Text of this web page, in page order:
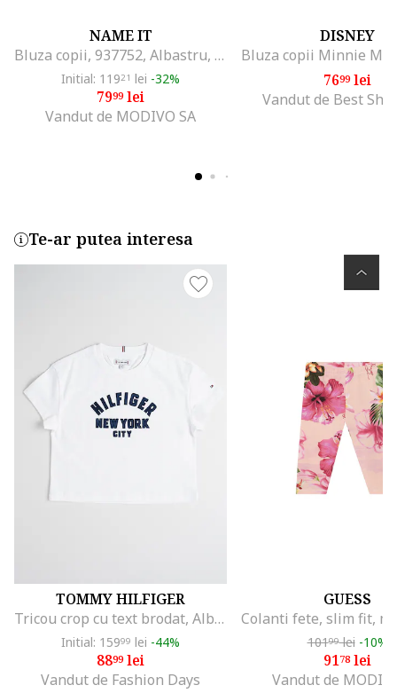
NAME IT
Bluza copii, 937752, Albastru, Bumbac, Albastru
Initial: 11921 lei -32%
7999lei
Vandut de MODIVO SA
DISNEY
7699lei
Vandut de Best
Te-ar putea interesa
TOMMY HILFIGER
Tricou crop cu text brodat, Albastru ultramarin/Alb optic
Initial: 15999 lei -44%
8899lei
Vandut de Fashion Days
GUESS
10199lei -10%
9178 lei
Vandut de